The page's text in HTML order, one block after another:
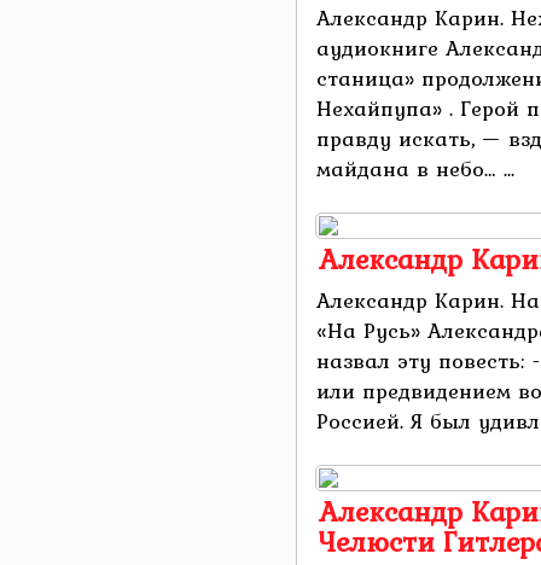
Александр Карин.
аудиокниге
станица»
Нехайпупа» . Герой
правду искать, —
майдана в небо… ...
Александр
Александр Карин.
«На Русь»
назвал эту
или предвидением
Россией. Я был
Александр
Челюсти